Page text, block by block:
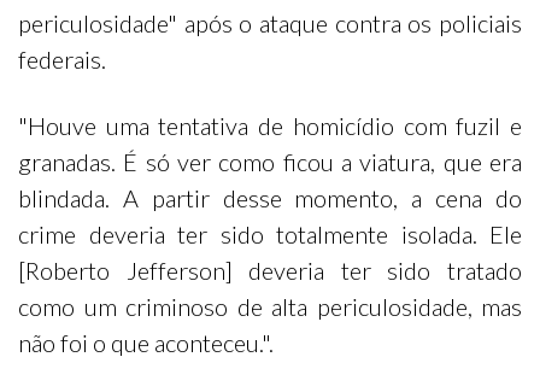
periculosidade" após o ataque contra os policiais
federais.
"Houve uma tentativa de homicídio com fuzil e
granadas. É só ver como ficou a viatura, que era
blindada. A partir desse momento, a cena do
crime deveria ter sido totalmente isolada. Ele
[Roberto Jefferson] deveria ter sido tratado
como um criminoso de alta periculosidade, mas
não foi o que aconteceu.".